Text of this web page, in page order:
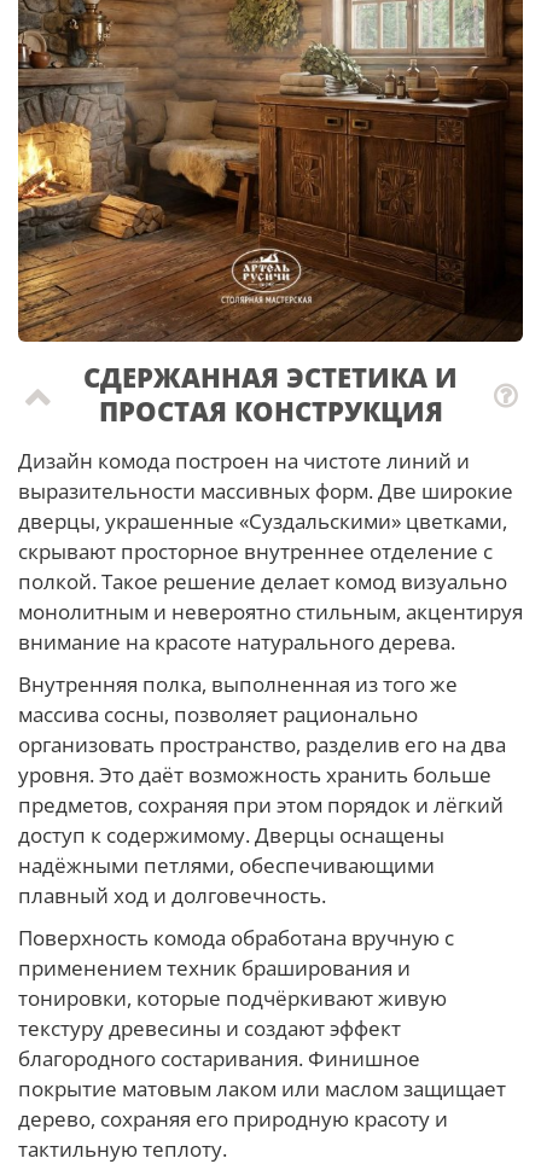
СДЕРЖАННАЯ ЭСТЕТИКА И
ПРОСТАЯ КОНСТРУКЦИЯ
Дизайн комода построен на чистоте линий и
выразительности массивных форм. Две широкие
дверцы, украшенные «Суздальскими» цветками,
скрывают просторное внутреннее отделение с
полкой. Такое решение делает комод визуально
монолитным и невероятно стильным, акцентируя
внимание на красоте натурального дерева.
Внутренняя полка, выполненная из того же
массива сосны, позволяет рационально
организовать пространство, разделив его на два
уровня. Это даёт возможность хранить больше
предметов, сохраняя при этом порядок и лёгкий
доступ к содержимому. Дверцы оснащены
надёжными петлями, обеспечивающими
плавный ход и долговечность.
Поверхность комода обработана вручную с
применением техник браширования и
тонировки, которые подчёркивают живую
текстуру древесины и создают эффект
благородного состаривания. Финишное
покрытие матовым лаком или маслом защищает
дерево, сохраняя его природную красоту и
тактильную теплоту.